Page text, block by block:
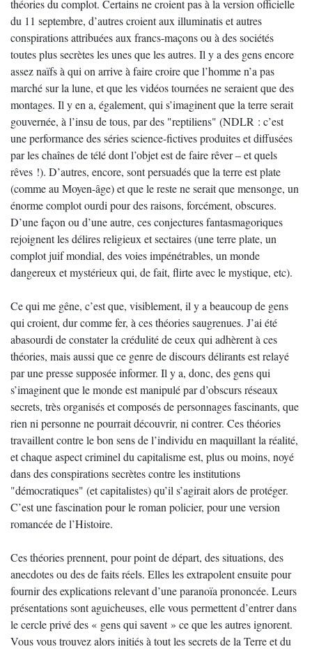
théories du complot. Certains ne croient pas à la version officielle
du 11 septembre, d’autres croient aux illuminatis et autres
conspirations attribuées aux francs-maçons ou à des sociétés
toutes plus secrètes les unes que les autres. Il y a des gens encore
assez naïfs à qui on arrive à faire croire que l’homme n’a pas
marché sur la lune, et que les vidéos tournées ne seraient que des
montages. Il y en a, également, qui s’imaginent que la terre serait
gouvernée, à l’insu de tous, par des "reptiliens" (NDLR : c’est
une performance des séries science-fictives produites et diffusées
par les chaînes de télé dont l’objet est de faire rêver – et quels
rêves !). D’autres, encore, sont persuadés que la terre est plate
(comme au Moyen-âge) et que le reste ne serait que mensonge, un
énorme complot ourdi pour des raisons, forcément, obscures.
D’une façon ou d’une autre, ces conjectures fantasmagoriques
rejoignent les délires religieux et sectaires (une terre plate, un
complot juif mondial, des voies impénétrables, un monde
dangereux et mystérieux qui, de fait, flirte avec le mystique, etc).
Ce qui me gêne, c’est que, visiblement, il y a beaucoup de gens
qui croient, dur comme fer, à ces théories saugrenues. J’ai été
abasourdi de constater la crédulité de ceux qui adhèrent à ces
théories, mais aussi que ce genre de discours délirants est relayé
par une presse supposée informer. Il y a, donc, des gens qui
s’imaginent que le monde est manipulé par d’obscurs réseaux
secrets, très organisés et composés de personnages fascinants, que
rien ni personne ne pourrait découvrir, ni contrer. Ces théories
travaillent contre le bon sens de l’individu en maquillant la réalité,
et chaque aspect criminel du capitalisme est, plus ou moins, noyé
dans des conspirations secrètes contre les institutions
"démocratiques" (et capitalistes) qu’il s’agirait alors de protéger.
C’est une fascination pour le roman policier, pour une version
romancée de l’Histoire.
Ces théories prennent, pour point de départ, des situations, des
anecdotes ou des de faits réels. Elles les extrapolent ensuite pour
fournir des explications relevant d’une paranoïa prononcée. Leurs
présentations sont aguicheuses, elle vous permettent d’entrer dans
le cercle privé des « gens qui savent » ce que les autres ignorent.
Vous vous trouvez alors initiés à tout les secrets de la Terre et du